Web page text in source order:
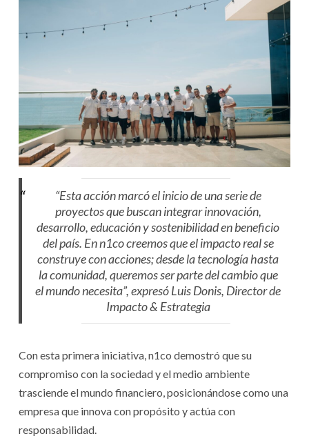
“Esta acción marcó el inicio de una serie de
proyectos que buscan integrar innovación,
desarrollo, educación y sostenibilidad en beneficio
del país. En n1co creemos que el impacto real se
construye con acciones; desde la tecnología hasta
la comunidad, queremos ser parte del cambio que
el mundo necesita”, expresó Luis Donis, Director de
Impacto & Estrategia
Con esta primera iniciativa, n1co demostró que su
compromiso con la sociedad y el medio ambiente
trasciende el mundo financiero, posicionándose como una
empresa que innova con propósito y actúa con
responsabilidad.